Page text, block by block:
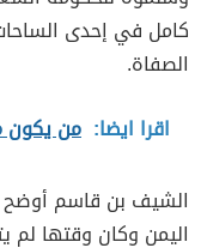
كامل في إحدى
الصفاة.
اقرا ايضا: من يكون
الشيف بن قاسم أوضح